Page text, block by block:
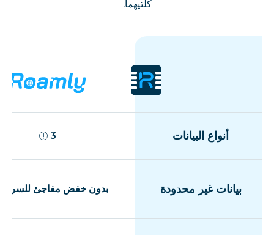
كلتيهما.
أنواع البيانات 3
بيانات غير محدودة بدون خفض مفاجئ